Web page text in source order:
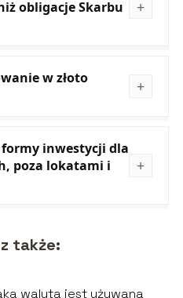
obligacje Skarbu
w złoto
inwestycji dla
poza lokatami i
także:
waluta jest używana